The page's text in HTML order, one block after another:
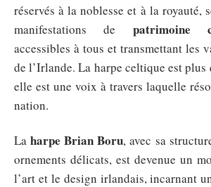
réservés à la noblesse et à la royauté,
manifestations de patrimoine
accessibles à tous et transmettant les
de l’Irlande. La harpe celtique est plus
elle est une voix à travers laquelle
nation.
Laharpe Brian Boru, avec sa
ornements délicats, est devenue un
l’art et le design irlandais, incarnant